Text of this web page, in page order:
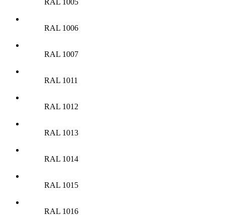
RAL 1006
RAL 1007
RAL 1011
RAL 1012
RAL 1013
RAL 1014
RAL 1015
RAL 1016